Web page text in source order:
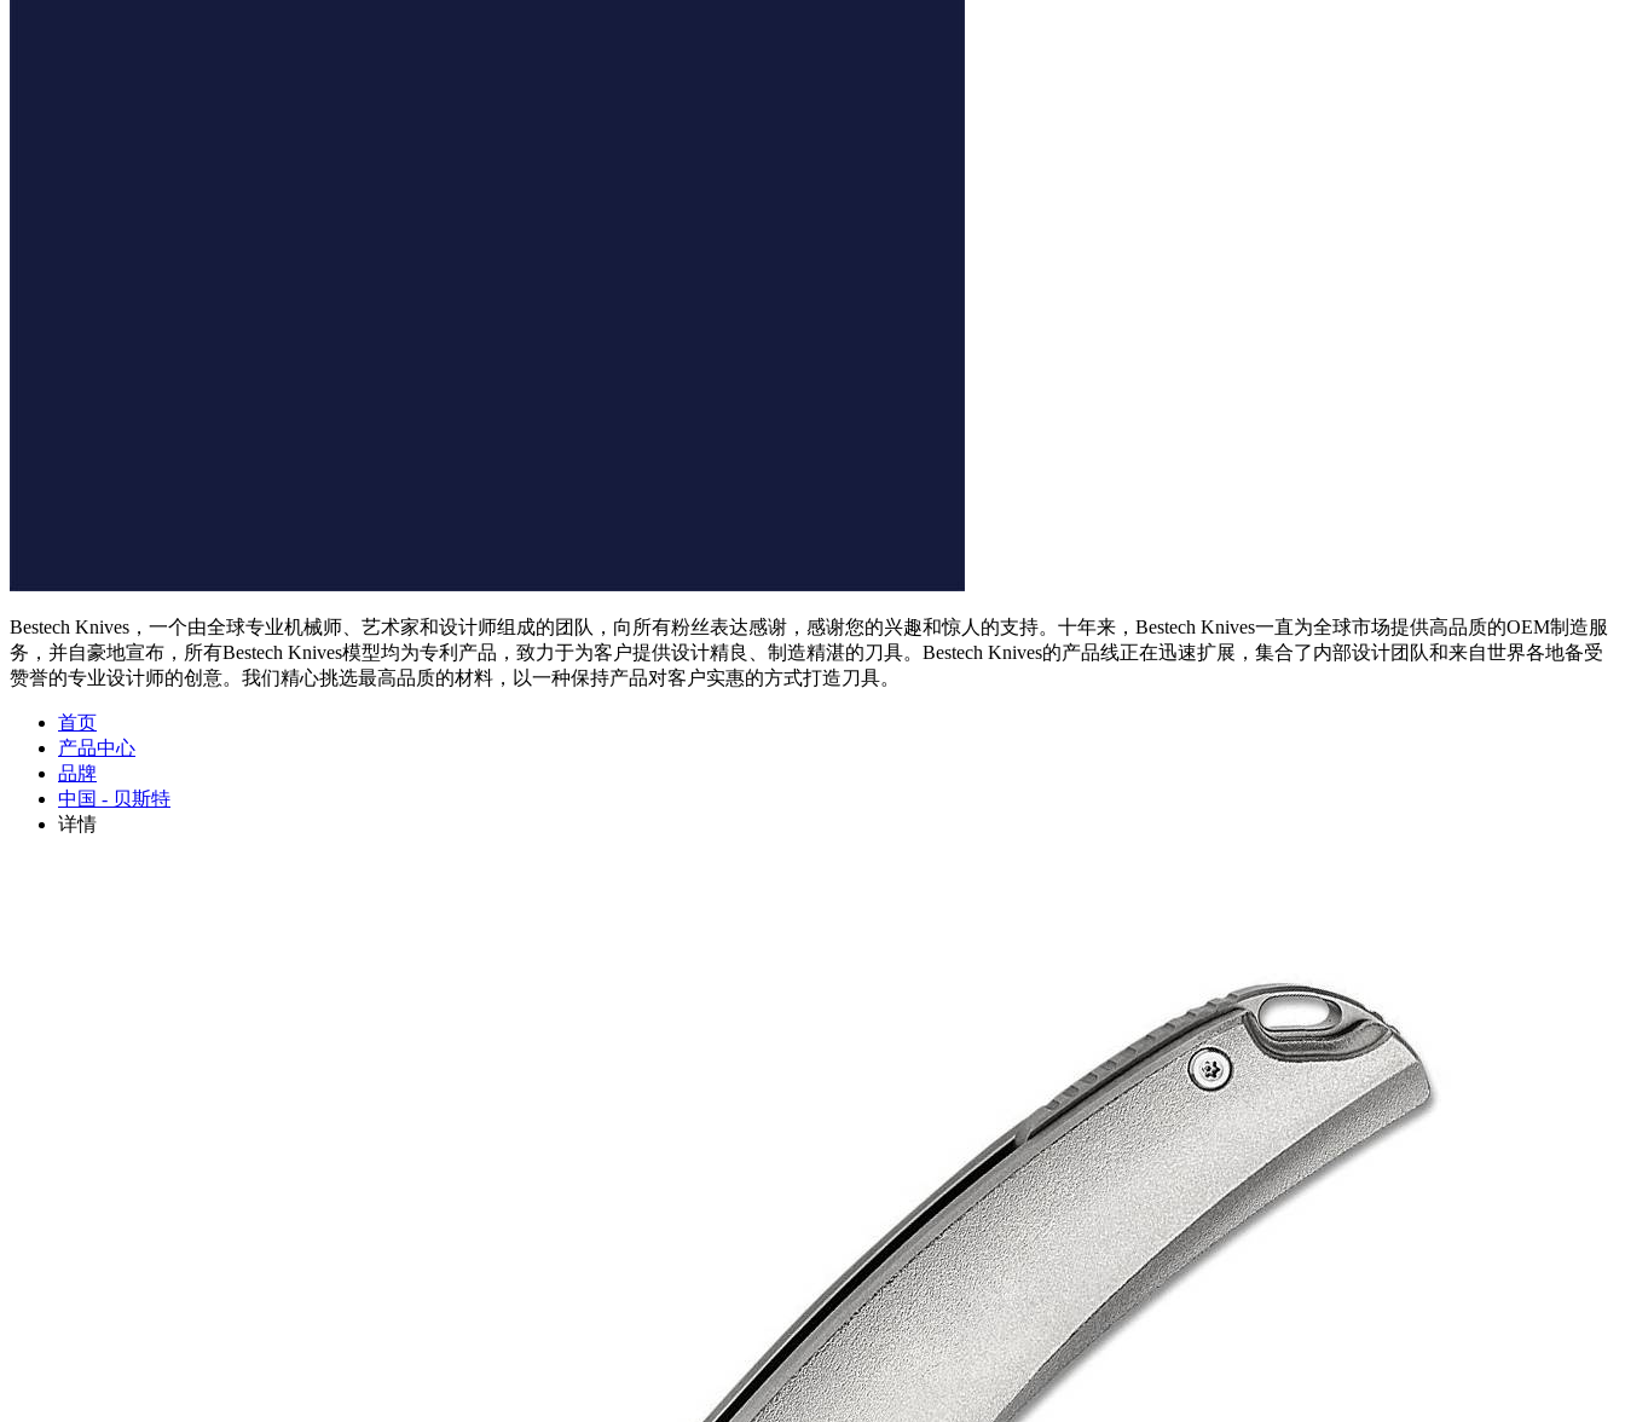
Bestech Knives，一个由全球专业机械师、艺术家和设计师组成的团队，向所有粉丝表达感谢，感谢您的兴趣和惊人的支持。十年来，Bestech Knives一直为全球市场提供高品质的OEM制造服
务，并自豪地宣布，所有Bestech Knives模型均为专利产品，致力于为客户提供设计精良、制造精湛的刀具。Bestech Knives的产品线正在迅速扩展，集合了内部设计团队和来自世界各地备受
赞誉的专业设计师的创意。我们精心挑选最高品质的材料，以一种保持产品对客户实惠的方式打造刀具。
首页
产品中心
品牌
中国 - 贝斯特
详情